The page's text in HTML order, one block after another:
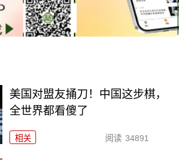
美国对盟友捅刀！中国这步棋，
全世界都看傻了
相关 阅读 34891